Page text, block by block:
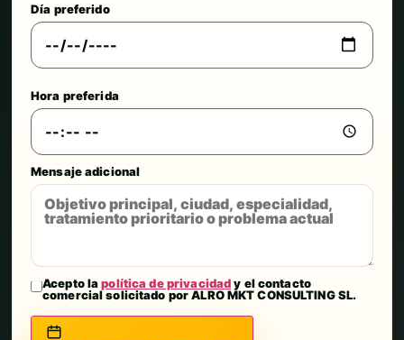
Día preferido
Hora preferida
Mensaje adicional
Acepto lapolítica de privacidady el contacto
comercial solicitado por ALRO MKT CONSULTING SL.